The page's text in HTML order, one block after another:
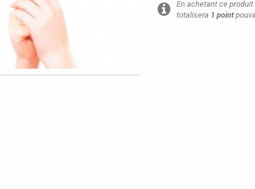
En achetant ce
totalisera 1 point